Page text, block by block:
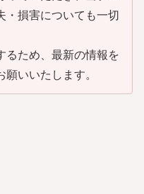
・損害についても一切
るため、最新の情報を
いいたします。